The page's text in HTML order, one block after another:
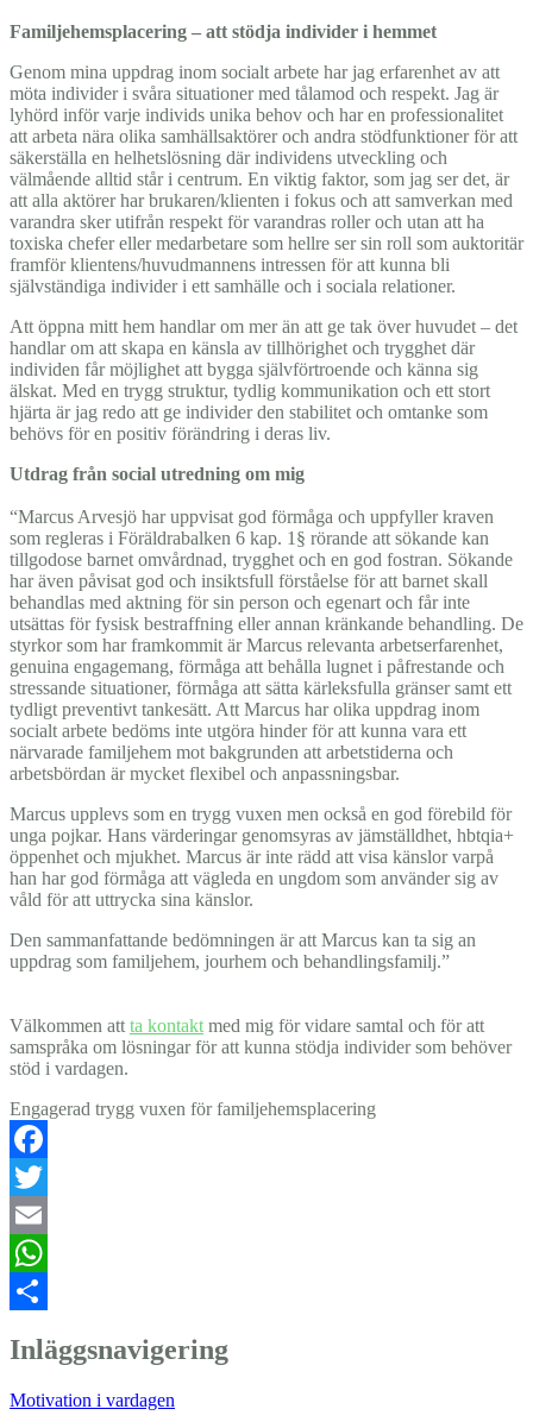
Familjehemsplacering – att stödja individer i hemmet
Genom mina uppdrag inom socialt arbete har jag erfarenhet av att
möta individer i svåra situationer med tålamod och respekt. Jag är
lyhörd inför varje individs unika behov och har en professionalitet
att arbeta nära olika samhällsaktörer och andra stödfunktioner för att
säkerställa en helhetslösning där individens utveckling och
välmående alltid står i centrum. En viktig faktor, som jag ser det, är
att alla aktörer har brukaren/klienten i fokus och att samverkan med
varandra sker utifrån respekt för varandras roller och utan att ha
toxiska chefer eller medarbetare som hellre ser sin roll som auktoritär
framför klientens/huvudmannens intressen för att kunna bli
självständiga individer i ett samhälle och i sociala relationer.
Att öppna mitt hem handlar om mer än att ge tak över huvudet – det
handlar om att skapa en känsla av tillhörighet och trygghet där
individen får möjlighet att bygga självförtroende och känna sig
älskat. Med en trygg struktur, tydlig kommunikation och ett stort
hjärta är jag redo att ge individer den stabilitet och omtanke som
behövs för en positiv förändring i deras liv.
Utdrag från social utredning om mig
“Marcus Arvesjö har uppvisat god förmåga och uppfyller kraven
som regleras i Föräldrabalken 6 kap. 1§ rörande att sökande kan
tillgodose barnet omvårdnad, trygghet och en god fostran. Sökande
har även påvisat god och insiktsfull förståelse för att barnet skall
behandlas med aktning för sin person och egenart och får inte
utsättas för fysisk bestraffning eller annan kränkande behandling. De
styrkor som har framkommit är Marcus relevanta arbetserfarenhet,
genuina engagemang, förmåga att behålla lugnet i påfrestande och
stressande situationer, förmåga att sätta kärleksfulla gränser samt ett
tydligt preventivt tankesätt. Att Marcus har olika uppdrag inom
socialt arbete bedöms inte utgöra hinder för att kunna vara ett
närvarade familjehem mot bakgrunden att arbetstiderna och
arbetsbördan är mycket flexibel och anpassningsbar.
Marcus upplevs som en trygg vuxen men också en god förebild för
unga pojkar. Hans värderingar genomsyras av jämställdhet, hbtqia+
öppenhet och mjukhet. Marcus är inte rädd att visa känslor varpå
han har god förmåga att vägleda en ungdom som använder sig av
våld för att uttrycka sina känslor.
Den sammanfattande bedömningen är att Marcus kan ta sig an
uppdrag som familjehem, jourhem och behandlingsfamilj.”
Välkommen att ta kontakt med mig för vidare samtal och för att
samspråka om lösningar för att kunna stödja individer som behöver
stöd i vardagen.
Engagerad trygg vuxen för familjehemsplacering
Facebook
Twitter
Email
WhatsApp
Inläggsnavigering
Motivation i vardagen